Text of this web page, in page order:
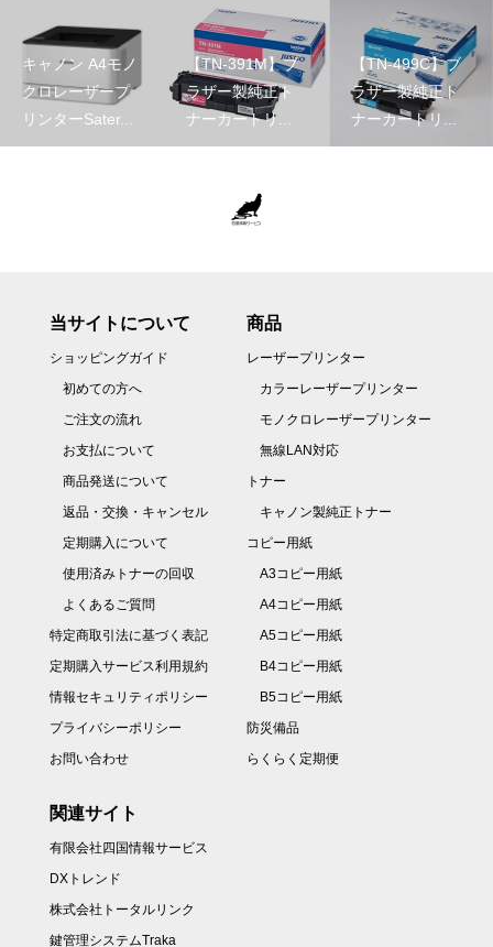
キャノン A4モノ
クロレーザープ
リンターSater...
【TN-391M】ブ
ラザー製純正ト
ナーカートリ...
【TN-499C】ブ
ラザー製純正ト
ナーカートリ...
当サイトについて
ショッピングガイド
初めての方へ
ご注文の流れ
お支払について
商品発送について
返品・交換・キャンセル
定期購入について
使用済みトナーの回収
よくあるご質問
特定商取引法に基づく表記
定期購入サービス利用規約
情報セキュリティポリシー
プライバシーポリシー
お問い合わせ
商品
レーザープリンター
カラーレーザープリンター
モノクロレーザープリンター
無線LAN対応
トナー
キャノン製純正トナー
コピー用紙
A3コピー用紙
A4コピー用紙
A5コピー用紙
B4コピー用紙
B5コピー用紙
防災備品
らくらく定期便
関連サイト
有限会社四国情報サービス
DXトレンド
株式会社トータルリンク
鍵管理システムTraka